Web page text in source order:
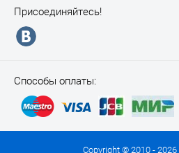
Присоединяйтесь!
Способы оплаты:
Copyright © 2010 -